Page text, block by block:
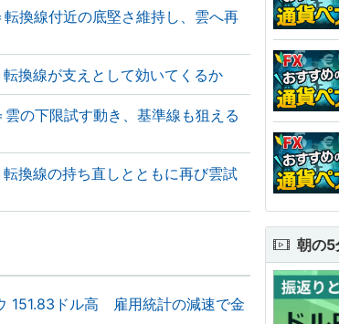
換線付近の底堅さ維持し、雲へ再
換線が支えとして効いてくるか
の下限試す動き、基準線も狙える
換線の持ち直しとともに再び雲試
151.83ドル高 雇用統計の減速で金
朝の5